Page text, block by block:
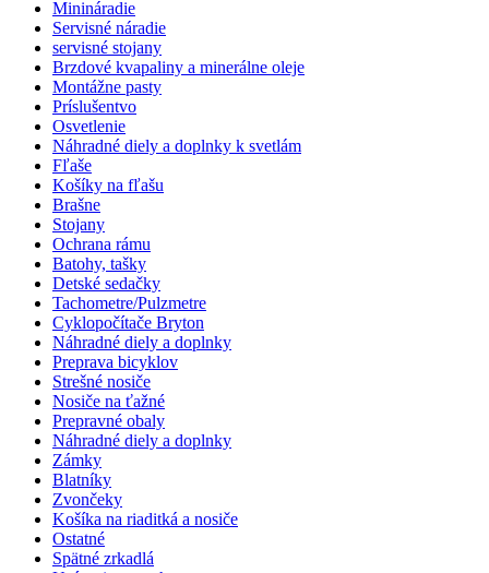
Minináradie
Servisné náradie
servisné stojany
Brzdové kvapaliny a minerálne oleje
Montážne pasty
Príslušentvo
Osvetlenie
Náhradné diely a doplnky k svetlám
Fľaše
Košíky na fľašu
Brašne
Stojany
Ochrana rámu
Batohy, tašky
Detské sedačky
Tachometre/Pulzmetre
Cyklopočítače Bryton
Náhradné diely a doplnky
Preprava bicyklov
Strešné nosiče
Nosiče na ťažné
Prepravné obaly
Náhradné diely a doplnky
Zámky
Blatníky
Zvončeky
Košíka na riaditká a nosiče
Ostatné
Spätné zrkadlá